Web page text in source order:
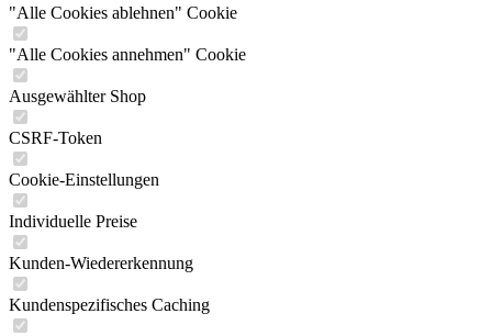
"Alle Cookies ablehnen" Cookie
"Alle Cookies annehmen" Cookie
Ausgewählter Shop
CSRF-Token
Cookie-Einstellungen
Individuelle Preise
Kunden-Wiedererkennung
Kundenspezifisches Caching